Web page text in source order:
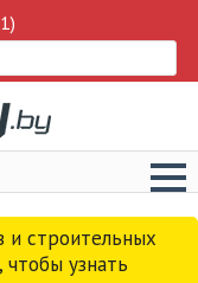
и строительных
, чтобы узнать